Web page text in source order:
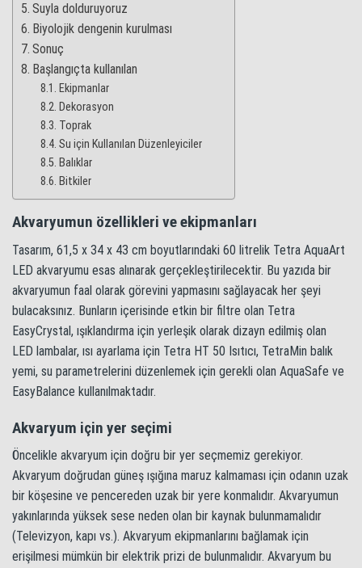
Suyla dolduruyoruz
Biyolojik dengenin kurulması
Sonuç
Başlangıçta kullanılan
Ekipmanlar
Dekorasyon
Toprak
Su için Kullanılan Düzenleyiciler
Balıklar
Bitkiler
Akvaryumun özellikleri ve ekipmanları
Tasarım, 61,5 x 34 x 43 cm boyutlarındaki 60 litrelik Tetra AquaArt
LED akvaryumu esas alınarak gerçekleştirilecektir. Bu yazıda bir
akvaryumun faal olarak görevini yapmasını sağlayacak her şeyi
bulacaksınız. Bunların içerisinde etkin bir filtre olan Tetra
EasyCrystal, ışıklandırma için yerleşik olarak dizayn edilmiş olan
LED lambalar, ısı ayarlama için Tetra HT 50 Isıtıcı, TetraMin balık
yemi, su parametrelerini düzenlemek için gerekli olan AquaSafe ve
EasyBalance kullanılmaktadır.
Akvaryum için yer seçimi
Öncelikle akvaryum için doğru bir yer seçmemiz gerekiyor.
Akvaryum doğrudan güneş ışığına maruz kalmaması için odanın uzak
bir köşesine ve pencereden uzak bir yere konmalıdır. Akvaryumun
yakınlarında yüksek sese neden olan bir kaynak bulunmamalıdır
(Televizyon, kapı vs.). Akvaryum ekipmanlarını bağlamak için
erişilmesi mümkün bir elektrik prizi de bulunmalıdır. Akvaryum bu